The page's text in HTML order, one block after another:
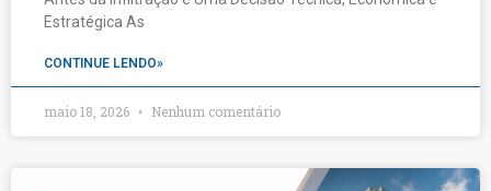
Estratégica As
CONTINUE LENDO»
maio 18, 2026 Nenhum comentário